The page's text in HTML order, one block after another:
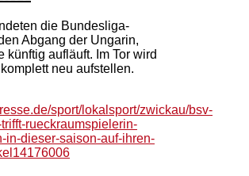
die Bundesliga-
Abgang der Ungarin,
künftig aufläuft. Im Tor wird
neu aufstellen.
sport/lokalsport/zwickau/bsv-
rueckraumspielerin-
in-dieser-saison-auf-ihren-